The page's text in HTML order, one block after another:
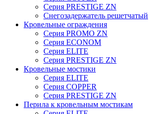
Серия PRESTIGE ZN
Снегозадержатель решетчатый
Кровельные ограждения
Серия PROMO ZN
Серия ECONOM
Серия ELITE
Серия PRESTIGE ZN
Кровельные мостики
Серия ELITE
Серия COPPER
Серия PRESTIGE ZN
Перила к кровельным мостикам